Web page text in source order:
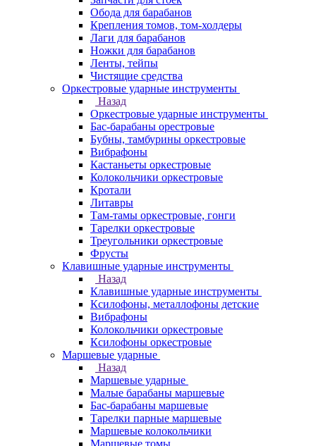
Обода для барабанов
Крепления томов, том-холдеры
Лаги для барабанов
Ножки для барабанов
Ленты, тейпы
Чистящие средства
Оркестровые ударные инструменты
Назад
Оркестровые ударные инструменты
Бас-барабаны орестровые
Бубны, тамбурины оркестровые
Вибрафоны
Кастаньеты оркестровые
Колокольчики оркестровые
Кротали
Литавры
Там-тамы оркестровые, гонги
Тарелки оркестровые
Треугольники оркестровые
Фрусты
Клавишные ударные инструменты
Назад
Клавишные ударные инструменты
Ксилофоны, металлофоны детские
Вибрафоны
Колокольчики оркестровые
Ксилофоны оркестровые
Маршевые ударные
Назад
Маршевые ударные
Малые барабаны маршевые
Бас-барабаны маршевые
Тарелки парные маршевые
Маршевые колокольчики
Маршевые томы